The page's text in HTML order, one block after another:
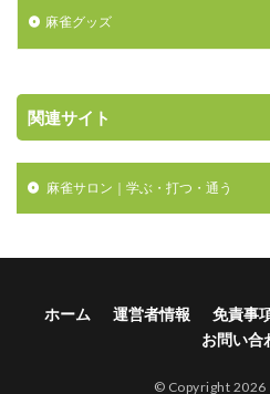
麻雀グッズ
関連サイト
 麻雀サロン｜学ぶ・打つ・通う
ホーム 運営者情報 免責事
お問い合
© Copyright 2026